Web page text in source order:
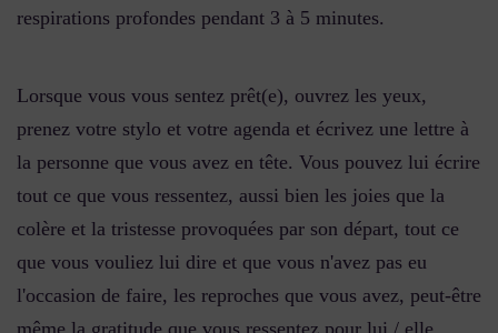
respirations profondes pendant 3 à 5 minutes.
Lorsque vous vous sentez prêt(e), ouvrez les yeux,
prenez votre stylo et votre agenda et écrivez une lettre à
la personne que vous avez en tête. Vous pouvez lui écrire
tout ce que vous ressentez, aussi bien les joies que la
colère et la tristesse provoquées par son départ, tout ce
que vous vouliez lui dire et que vous n'avez pas eu
l'occasion de faire, les reproches que vous avez, peut-être
même la gratitude que vous ressentez pour lui / elle.